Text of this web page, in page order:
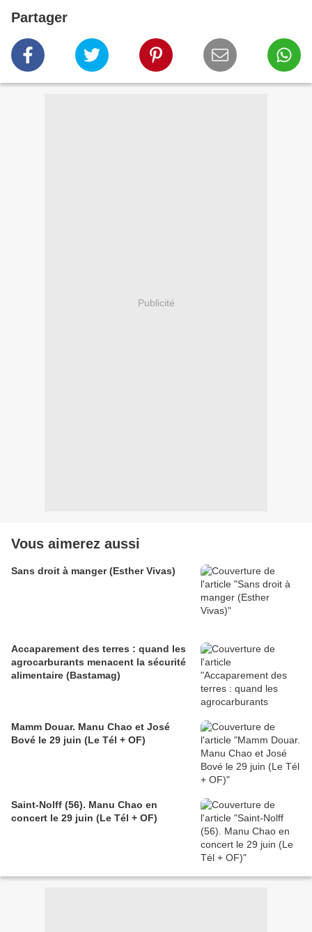
Partager
Publicité
Vous aimerez aussi
Sans droit à manger (Esther Vivas)
Accaparement des terres : quand les
agrocarburants menacent la sécurité
alimentaire (Bastamag)
Mamm Douar. Manu Chao et José
Bové le 29 juin (Le Tél + OF)
Saint-Nolff (56). Manu Chao en
concert le 29 juin (Le Tél + OF)